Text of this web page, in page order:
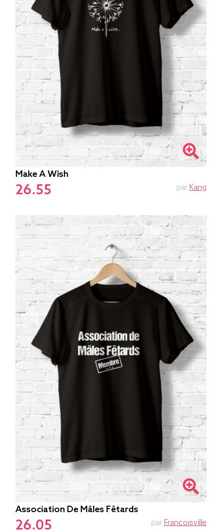
Make A Wish
26.55 par Kang
Association De Mâles Fêtards
26.05 par Francoisville